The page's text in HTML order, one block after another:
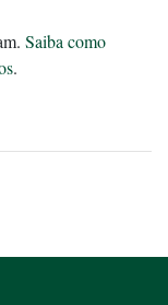
Saiba como
.